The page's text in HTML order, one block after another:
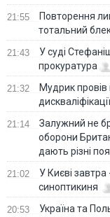
21:55
Повторення
тотальний
21:43
У суді
прокуратура
21:32
Мудрик провів
21:14
Залужний не
оборони
дають різні
21:02
У Києві завтра
синоптикиня
20:53
Україна та